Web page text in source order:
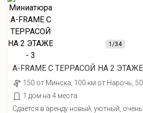
1/34
А-FRAME С ТЕРРАСОЙ НА 2 ЭТАЖЕ
150 от Минска, 100 км от Нарочь,
1 дом на 4 места
Сдаётся в аренду новый, уютный,